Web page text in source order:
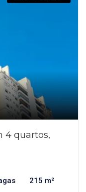
4 quartos,
215 m²